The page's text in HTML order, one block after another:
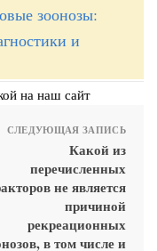
зоонозы:
и
на наш сайт
СЛЕДУЮЩАЯ ЗАПИСЬ
Какой из
перечисленных
не является
причиной
рекреационных
в том числе и